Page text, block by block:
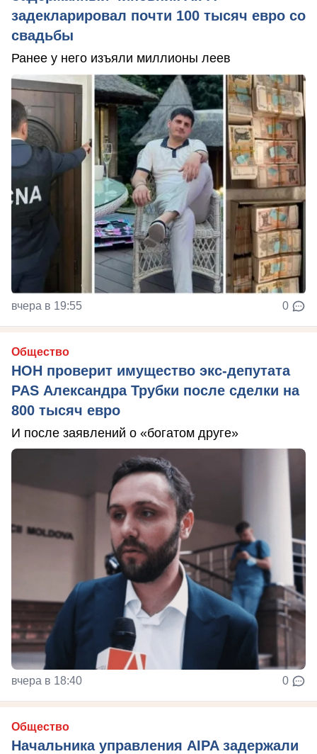
задекларировал почти 100 тысяч евро со
свадьбы
Ранее у него изъяли миллионы леев
вчера в 19:55 0
Общество
НОН проверит имущество экс-депутата
PAS Александра Трубки после сделки на
800 тысяч евро
И после заявлений о «богатом друге»
вчера в 18:40 0
Общество
Начальника управления AIPA задержали